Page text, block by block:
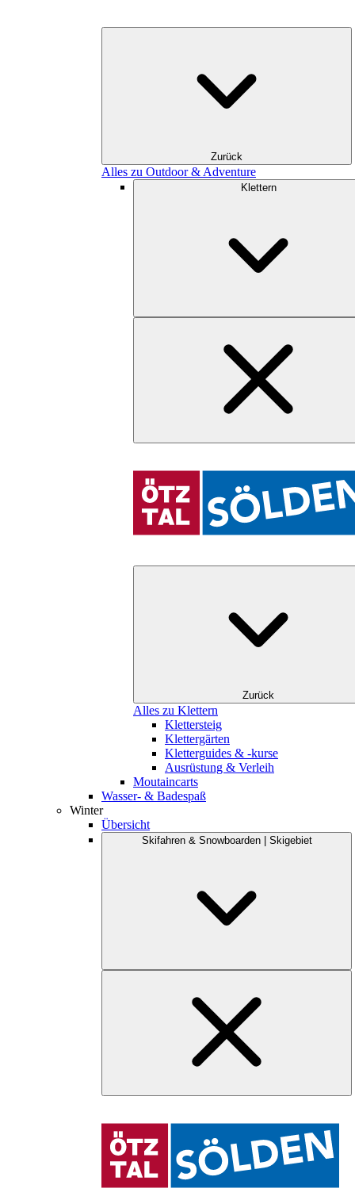
Zurück
Alles zu Outdoor & Adventure
Klettern
Zurück
Alles zu Klettern
Klettersteig
Klettergärten
Kletterguides & -kurse
Ausrüstung & Verleih
Moutaincarts
Wasser- & Badespaß
Winter
Übersicht
Skifahren & Snowboarden | Skigebiet